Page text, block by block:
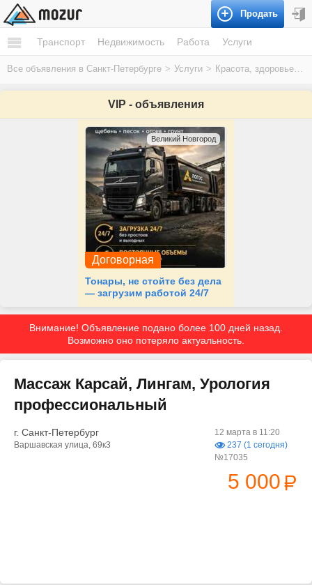
Продать
Транспорт Недвижимость Работа Услуги
Все объявления в Санкт-Петербурге > Услуги > Красота, здоровье >
VIP - объявления
Великий Новгород
Договорная
Тонары, не стойте без дела
— загрузим работой 24/7
Внимание! Объявление подано более 100 дней назад.
Возможно оно потеряло актуальность.
Массаж Карсай, Лингам, Урология
профессиональный
г. Санкт-Петербург
Варшавская улица, 69к3
12 марта в 11:20
237 (1 сегодня)
№17035
5 000